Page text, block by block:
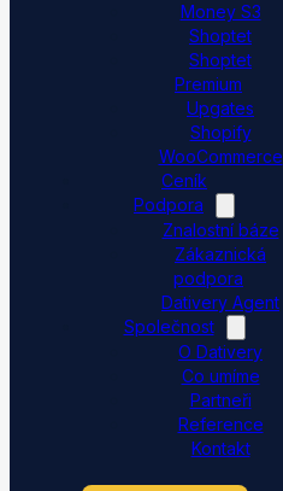
Money S3
Shoptet
Shoptet
Premium
Upgates
Shopify
WooCommerce
Ceník
Podpora
Znalostní báze
Zákaznická
podpora
Dativery Agent
Společnost
O Dativery
Co umíme
Partneři
Reference
Kontakt